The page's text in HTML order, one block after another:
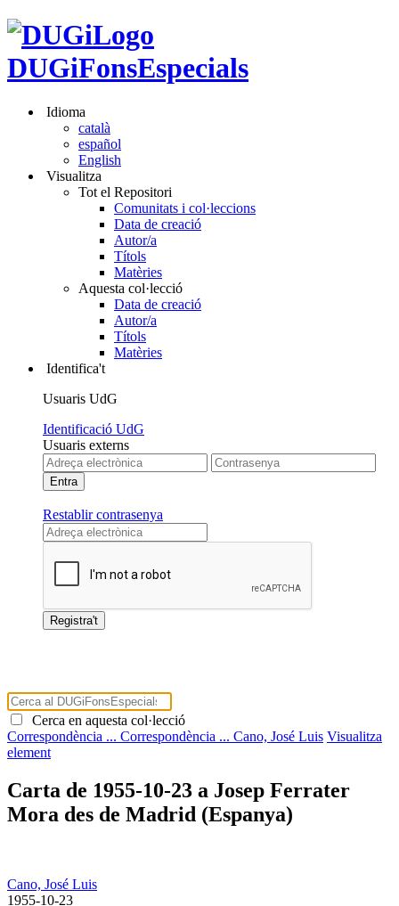
DUGiFonsEspecials
Idioma
català
español
English
Visualitza
Tot el Repositori
Comunitats i col·leccions
Data de creació
Autor/a
Títols
Matèries
Aquesta col·lecció
Data de creació
Autor/a
Títols
Matèries
Identifica't
Usuaris UdG
Identificació UdG
Usuaris externs
Restablir contrasenya
Cerca en aquesta col·lecció
Correspondència ... Correspondència ... Cano, José Luis Visualitza
element
Carta de 1955-10-23 a Josep Ferrater
Mora des de Madrid (Espanya)
Cano, José Luis
​ 1955-10-23